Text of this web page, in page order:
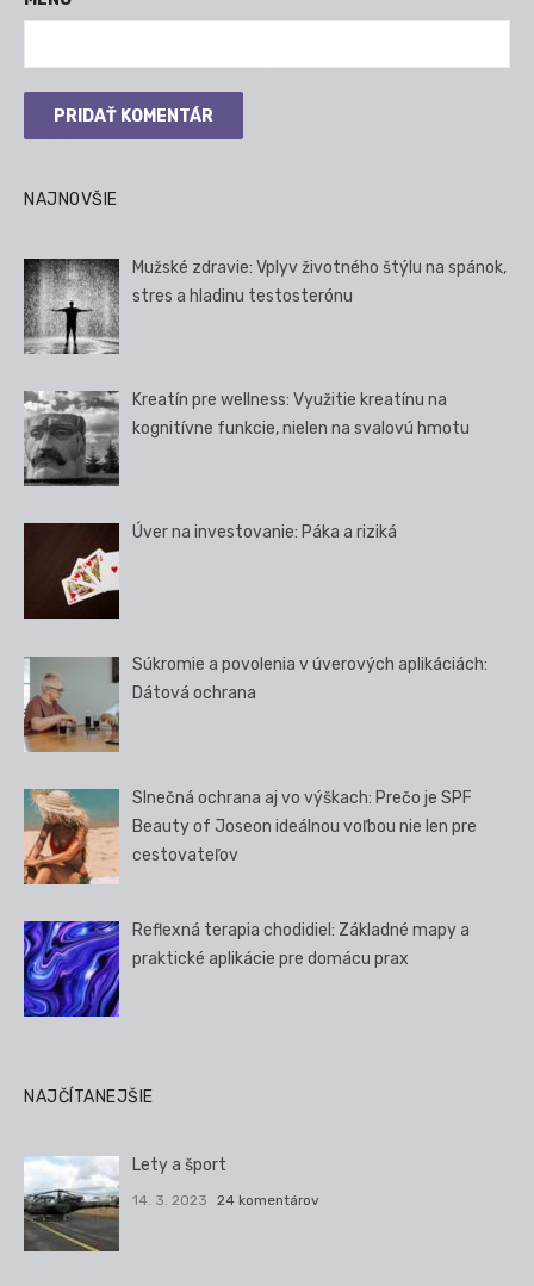
NAJNOVŠIE
Mužské zdravie: Vplyv životného štýlu na spánok,
stres a hladinu testosterónu
Kreatín pre wellness: Využitie kreatínu na
kognitívne funkcie, nielen na svalovú hmotu
Úver na investovanie: Páka a riziká
Súkromie a povolenia v úverových aplikáciách:
Dátová ochrana
Slnečná ochrana aj vo výškach: Prečo je SPF
Beauty of Joseon ideálnou voľbou nie len pre
cestovateľov
Reflexná terapia chodidiel: Základné mapy a
praktické aplikácie pre domácu prax
NAJČÍTANEJŠIE
Lety a šport
14. 3. 2023 24 komentárov